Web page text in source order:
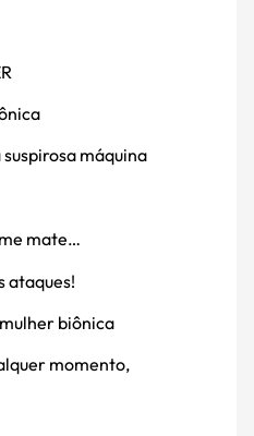
máquina
mate…
ataques!
biônica
momento,